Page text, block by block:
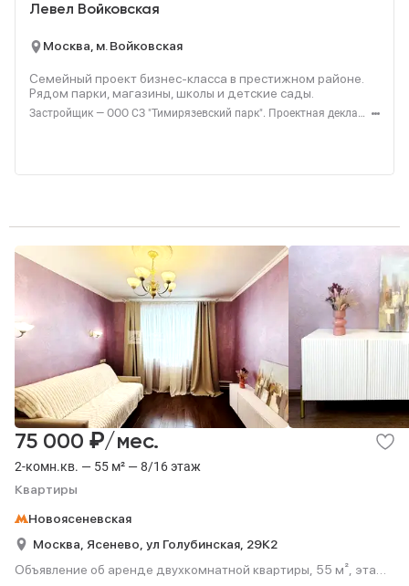
Левел Войковская
Москва, м. Войковская
Семейный проект бизнес-класса в престижном районе.
Рядом парки, магазины, школы и детские сады.
Застройщик — ООО СЗ "Тимирязевский парк". Проектная декларация — наш.дом.рф. Акция до 31.08.2026. Не оферта. Подробности — level.ru
2-комн.кв. — 55 м² — 8/16 этаж
Квартиры
75 000 ₽/мес.
Новоясеневская
Москва, Ясенево, ул Голубинская, 29К2
Объявление об аренде двухкомнатной квартиры, 55 м², этаж